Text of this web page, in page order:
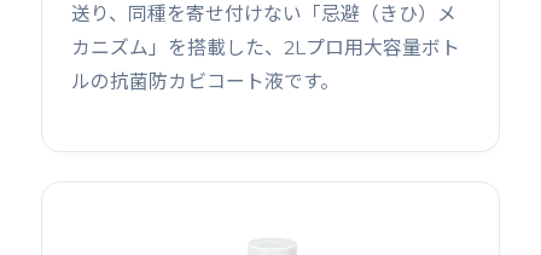
送り、同種を寄せ付けない「忌避（きひ）メ
カニズム」を搭載した、2Lプロ用大容量ボト
ルの抗菌防カビコート液です。